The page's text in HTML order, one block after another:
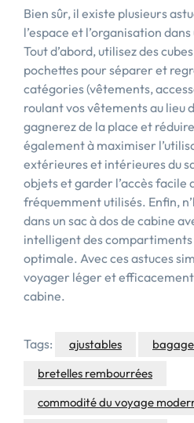
Bien sûr, il existe plusieurs
l’espace et l’organisation
Tout d’abord, utilisez des
pochettes pour séparer et
catégories (vêtements,
roulant vos vêtements au lieu
gagnerez de la place et
également à maximiser
extérieures et intérieures du
objets et garder l’accès facile
fréquemment utilisés. Enfin,
dans un sac à dos de cabine
intelligent des
optimale. Avec ces astuces
voyager léger et efficacement
cabine.
Tags: ajustables
bretelles rembourrées
commodité du voyage